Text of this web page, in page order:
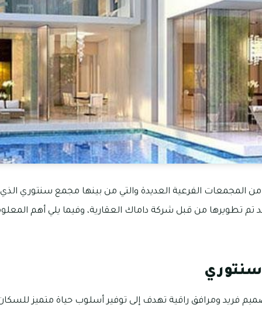
هيلز 2 الكثير من المجمعات الفرعية العديدة والتي من بينها مجمع سنتوري
تم تطويرها من قبل شركة داماك العقارية، وفيما يلي أهم
فريد ومرافق راقية تهدف إلى توفير أسلوب حياة متميز